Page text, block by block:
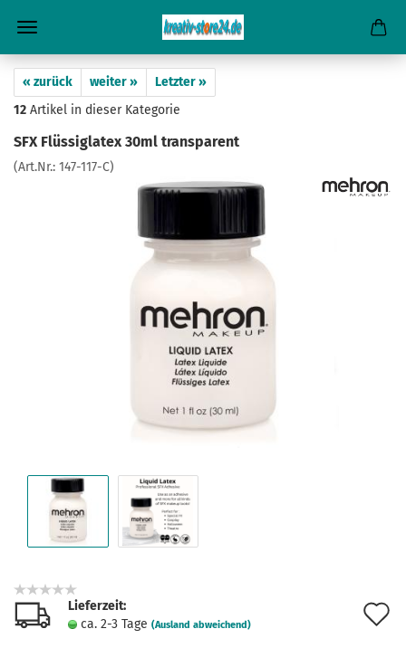
« zurück weiter »
Letzter »
12 Artikel in dieser Kategorie
SFX Flüssiglatex 30ml transparent
(Art.Nr.: 147-117-C)
Lieferzeit:
ca. 2-3 Tage (Ausland abweichend)